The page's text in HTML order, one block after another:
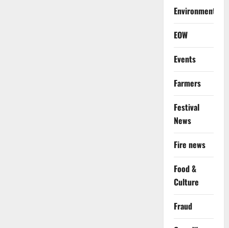
Environment
EOW
Events
Farmers
Festival
News
Fire news
Food &
Culture
Fraud